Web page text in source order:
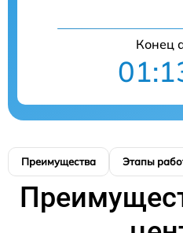
Конец
Преимущества Этапы